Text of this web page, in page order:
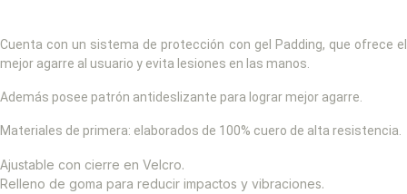
Cuenta con un sistema de protección con gel Padding, que ofrece el
mejor agarre al usuario y evita lesiones en las manos.
Además posee patrón antideslizante para lograr mejor agarre.
Materiales de primera: elaborados de 100% cuero de alta resistencia.
Ajustable con cierre en Velcro.
Relleno de goma para reducir impactos y vibraciones.